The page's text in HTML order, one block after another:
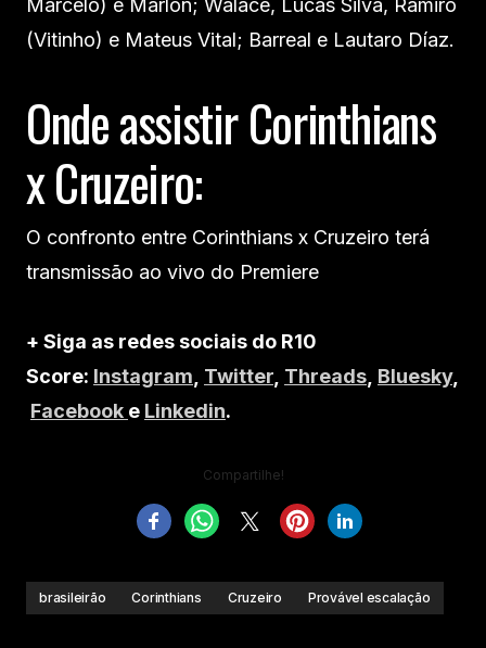
Marcelo) e Marlon; Walace, Lucas Silva, Ramiro
(Vitinho) e Mateus Vital; Barreal e Lautaro Díaz.
Onde assistir Corinthians
x Cruzeiro:
O confronto entre Corinthians x Cruzeiro terá
transmissão ao vivo do Premiere
+ Siga as redes sociais do R10
Score: Instagram Twitter Threads Bluesky,
Facebook e Linkedin.
Compartilhe!
brasileirão Corinthians Cruzeiro Provável escalação